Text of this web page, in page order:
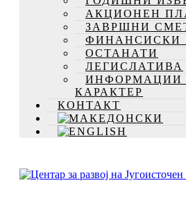
АКЦИОНЕН
ЗАВРШНИ
ФИНАНСИСКИ
ОСТАНАТИ
ЛЕГИСЛАТИВА
ИНФОРМАЦИИ
КАРАКТЕР
КОНТАКТ